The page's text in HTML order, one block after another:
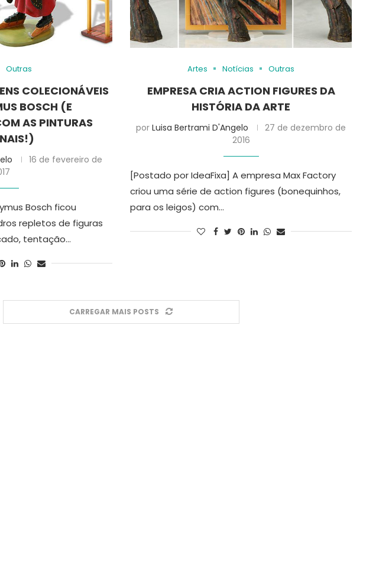
Outras
COLECIONÁVEIS
BOSCH (E
AS PINTURAS
16 de fevereiro de
Bosch ficou
repletos de figuras
tentação…
Artes Notícias Outras
EMPRESA CRIA ACTION FIGURES DA
HISTÓRIA DA ARTE
porLuisa Bertrami D'Angelo
27 de dezembro de
2016
[Postado por IdeaFixa] A empresa Max Factory
criou uma série de action figures (bonequinhos,
para os leigos) com…
CARREGAR MAIS POSTS